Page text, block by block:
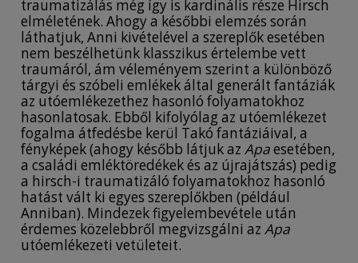
traumatizálás még így is kardinális része Hirsch
elméletének. Ahogy a későbbi elemzés során
láthatjuk, Anni kivételével a szereplők esetében
nem beszélhetünk klasszikus értelembe vett
traumáról, ám véleményem szerint a különböző
tárgyi és szóbeli emlékek által generált fantáziák
az utóemlékezethez hasonló folyamatokhoz
hasonlatosak. Ebből kifolyólag az utóemlékezet
fogalma átfedésbe kerül Takó fantáziáival, a
fényképek (ahogy később látjuk az Apaesetében,
a családi emléktöredékek és az újrajátszás) pedig
a hirsch-i traumatizáló folyamatokhoz hasonló
hatást vált ki egyes szereplőkben (például
Anniban). Mindezek figyelembevétele után
érdemes közelebbről megvizsgálni az Apa
utóemlékezeti vetületeit.